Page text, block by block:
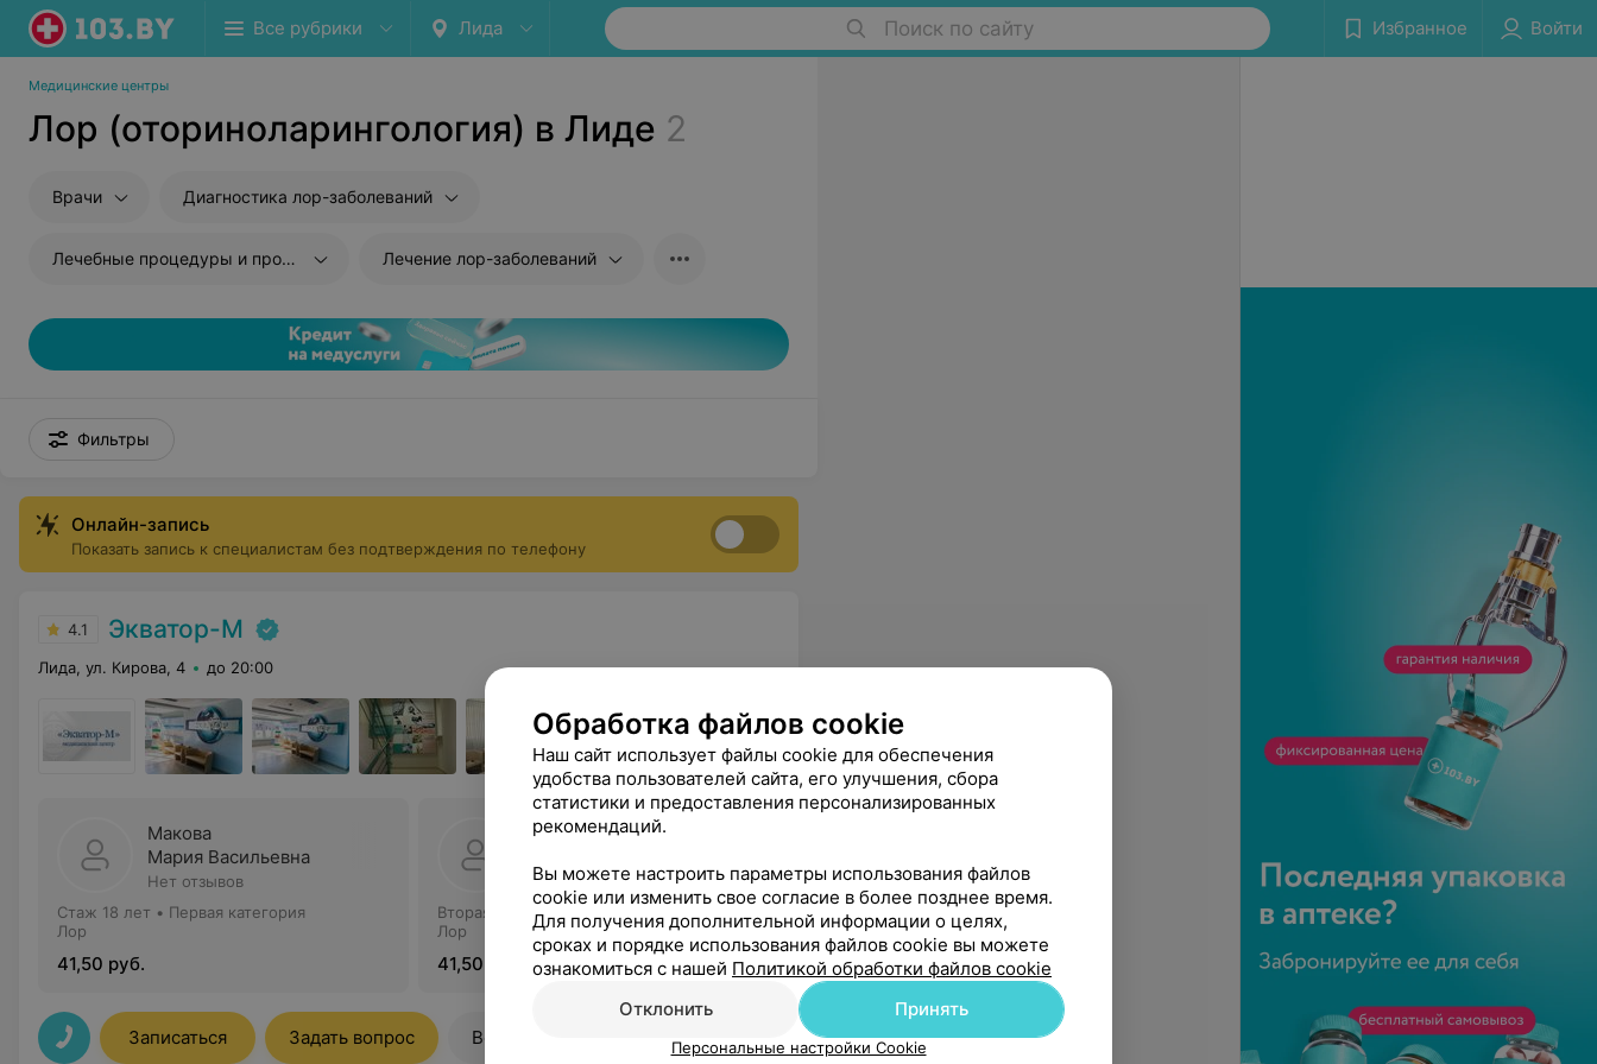
Все рубрики Лида Поиск по сайту Избранное Войти
Медицинские центры
Лор (оториноларингология) в Лиде 2
Врачи Диагностика лор-заболеваний
Лечебные процедуры и промывания Лечение лор-заболеваний
Фильтры
Онлайн-запись
Показать запись к специалистам без подтверждения по телефону
4.1 Экватор-М
Лида, ул. Кирова, 4 до 20:00
Макова
Мария Васильевна
Нет отзывов
Стаж 18 лет • Первая категория
Лор
41,50 руб.
Дашкевич
2 отзыва
3
Вторая категория
Лор
41,50 руб.
Записаться Задать вопрос Все цены
Обработка файлов cookie
Наш сайт использует файлы cookie для обеспечения
удобства пользователей сайта, его улучшения, сбора
статистики и предоставления персонализированных
рекомендаций.
Вы можете настроить параметры использования файлов
cookie или изменить свое согласие в более позднее время.
Для получения дополнительной информации о целях,
сроках и порядке использования файлов cookie вы можете
ознакомиться с нашей Политикой обработки файлов cookie
Отклонить
Принять
Персональные настройки Cookie